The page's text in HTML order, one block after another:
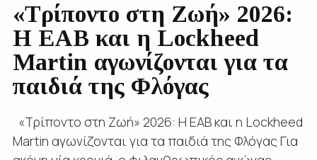
«Τρίποντο στη Ζωή» 2026:
Η ΕΑΒ και η Lockheed
Martin αγωνίζονται για τα
παιδιά της Φλόγας
«Τρίποντο στη Ζωή» 2026: Η ΕΑΒ και η Lockheed
Martin αγωνίζονται για τα παιδιά της Φλόγας Για